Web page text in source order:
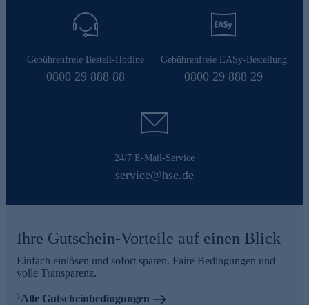
Gebührenfreie Bestell-Hotline
0800 29 888 88
Gebührenfreie EASy-Bestellung
0800 29 888 29
24/7 E-Mail-Service
service@hse.de
Ihre Gutschein-Vorteile auf einen Blick
Einfach einlösen und sofort sparen. Faire Bedingungen und
volle Transparenz.
1Alle Gutscheinbedingungen